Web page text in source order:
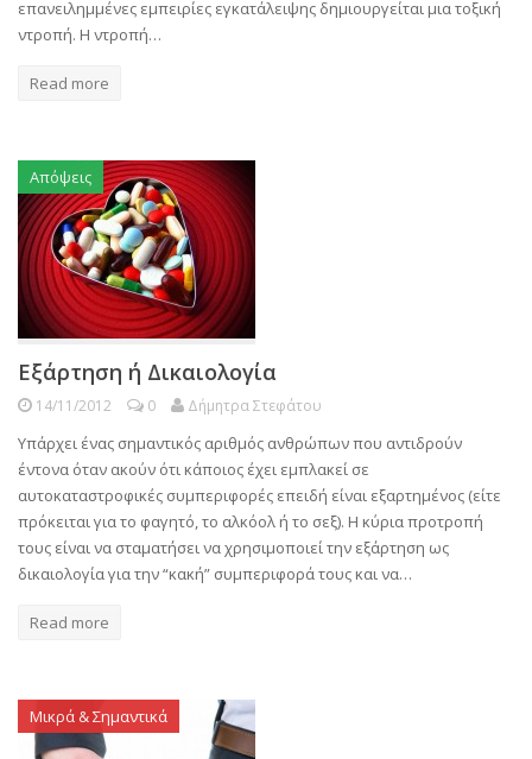
επανειλημμένες εμπειρίες εγκατάλειψης δημιουργείται μια τοξική
ντροπή. Η ντροπή…
Read more
Απόψεις
Εξάρτηση ή Δικαιολογία
14/11/2012 0 Δήμητρα Στεφάτου
Yπάρχει ένας σημαντικός αριθμός ανθρώπων που αντιδρούν
έντονα όταν ακούν ότι κάποιος έχει εμπλακεί σε
αυτοκαταστροφικές συμπεριφορές επειδή είναι εξαρτημένος (είτε
πρόκειται για το φαγητό, το αλκόολ ή το σεξ). Η κύρια προτροπή
τους είναι να σταματήσει να χρησιμοποιεί την εξάρτηση ως
δικαιολογία για την “κακή” συμπεριφορά τους και να…
Read more
Μικρά & Σημαντικά